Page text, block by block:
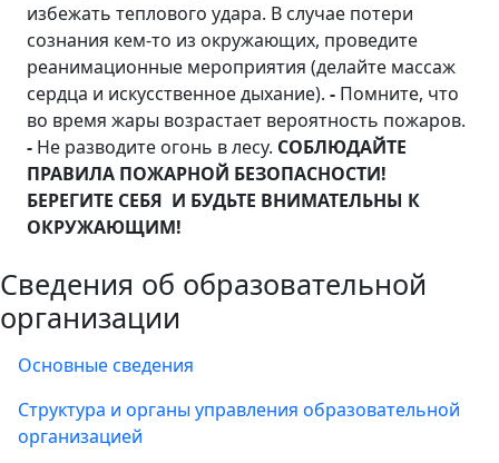
избежать теплового удара. В случае потери
сознания кем-то из окружающих, проведите
реанимационные мероприятия (делайте массаж
сердца и искусственное дыхание). - Помните, что
во время жары возрастает вероятность пожаров.
- Не разводите огонь в лесу. СОБЛЮДАЙТЕ
ПРАВИЛА ПОЖАРНОЙ БЕЗОПАСНОСТИ!
БЕРЕГИТЕ СЕБЯ И БУДЬТЕ ВНИМАТЕЛЬНЫ К
ОКРУЖАЮЩИМ!
Сведения об образовательной
организации
Основные сведения
Структура и органы управления образовательной
организацией